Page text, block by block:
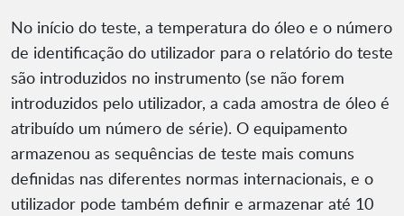
No início do teste, a temperatura do óleo e o número
de identificação do utilizador para o relatório do teste
são introduzidos no instrumento (se não forem
introduzidos pelo utilizador, a cada amostra de óleo é
atribuído um número de série). O equipamento
armazenou as sequências de teste mais comuns
definidas nas diferentes normas internacionais, e o
utilizador pode também definir e armazenar até 10